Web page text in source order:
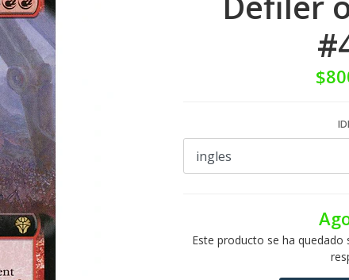
Este producto se ha quedado